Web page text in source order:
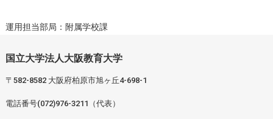
運用担当部局：附属学校課
国立大学法人大阪教育大学
〒582-8582 大阪府柏原市旭ヶ丘4-698-1
電話番号(072)976-3211（代表）